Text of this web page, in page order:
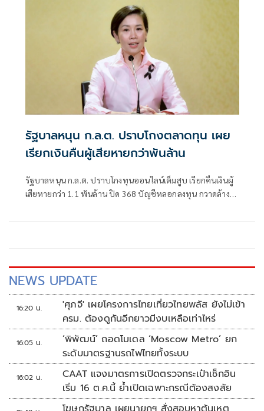
รัฐบาลหนุน ก.ล.ต. ปราบโกงตลาดทุน เผย
เรียกเงินคืนผู้เสียหายกว่าพันล้าน
รัฐบาลหนุน ก.ล.ต. ปราบโกงทุนออนไลน์เต็มสูบ เรียกคืนเงินผู้
เสียหายกว่า 1.1 พันล้าน ปิด 368 บัญชีหลอกลงทุน กวาดล้าง
NEWS UPDATE
16:20 น.
'ศุภจี' เผยโครงการไทยเที่ยวไทยพลัส ยังไม่เข้า
ครม. ต้องดูกันอีกยาวมีงบเหลือเท่าไหร่
16:05 น.
‘พิพัฒน์’ ถอดโมเดล ‘Moscow Metro’ ยก
ระดับมาตรฐานรถไฟไทยทั้งระบบ
16:02 น.
CAAT แจงมาตรการเปิดตรวจกระเป๋าเช็กอิน
เริ่ม 16 ต.ค.นี้ ย้ำเปิดเฉพาะกรณีต้องสงสัย